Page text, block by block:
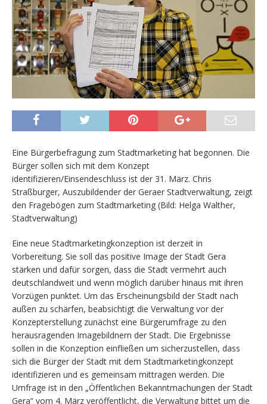
Eine Bürgerbefragung zum Stadtmarketing hat begonnen. Die
Bürger sollen sich mit dem Konzept
identifizieren/Einsendeschluss ist der 31. März. Chris
Straßburger, Auszubildender der Geraer Stadtverwaltung, zeigt
den Fragebögen zum Stadtmarketing (Bild: Helga Walther,
Stadtverwaltung)
Eine neue Stadtmarketingkonzeption ist derzeit in
Vorbereitung. Sie soll das positive Image der Stadt Gera
stärken und dafür sorgen, dass die Stadt vermehrt auch
deutschlandweit und wenn möglich darüber hinaus mit ihren
Vorzügen punktet. Um das Erscheinungsbild der Stadt nach
außen zu schärfen, beabsichtigt die Verwaltung vor der
Konzepterstellung zunächst eine Bürgerumfrage zu den
herausragenden Imagebildnern der Stadt. Die Ergebnisse
sollen in die Konzeption einfließen um sicherzustellen, dass
sich die Bürger der Stadt mit dem Stadtmarketingkonzept
identifizieren und es gemeinsam mittragen werden. Die
Umfrage ist in den „Öffentlichen Bekanntmachungen der Stadt
Gera“ vom 4. März veröffentlicht, die Verwaltung bittet um die